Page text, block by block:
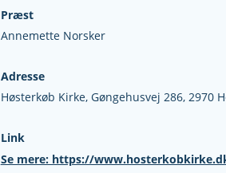
Præst
Annemette Norsker
Adresse
Høsterkøb Kirke, Gøngehusvej 286, 2970
Link
Se mere: https://